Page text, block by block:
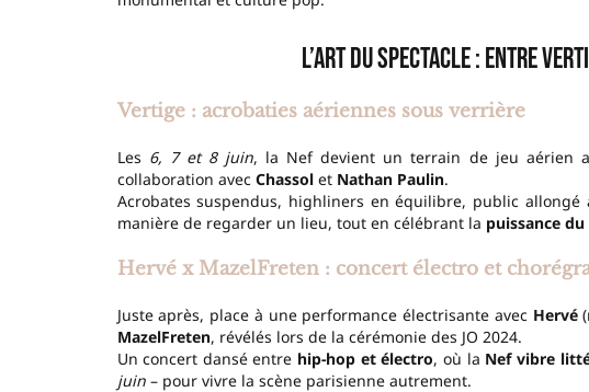
L’art du spectacle : entre
Vertige : acrobaties aériennes sous verrière
Les 6, 7 et 8 juin, la Nef devient un terrain de jeu aérien
collaboration avec Chassolet Nathan Paulin.
Acrobates suspendus, highliners en équilibre, public allongé
manière de regarder un lieu, tout en célébrant la puissance
Hervé x MazelFreten : concert électro et
Juste après, place à une performance électrisante avec Hervé
MazelFreten, révélés lors de la cérémonie des JO 2024.
Un concert dansé entre hip-hop et électro, où la Nef vibre
juin– pour vivre la scène parisienne autrement.